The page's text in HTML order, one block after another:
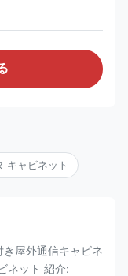
キャビネット
屋外通信キャビネ
ネット 紹介: